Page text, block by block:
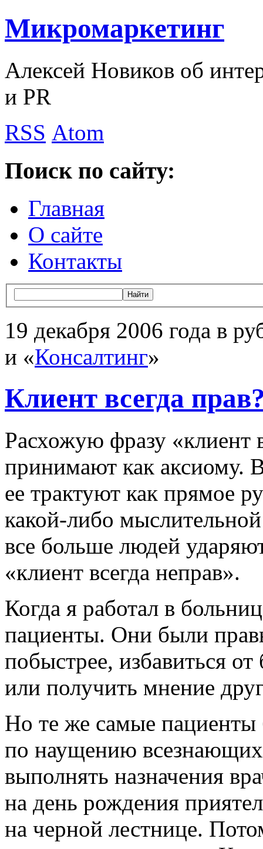
Микромаркетинг
Алексей Новиков об
и PR
RSS Atom
Поиск по сайту:
Главная
О сайте
Контакты
19 декабря 2006 года в
и «Консалтинг»
Клиент всегда
Расхожую фразу «клиент
принимают как аксиому.
ее трактуют как прямое
какой-либо
все больше людей
«клиент всегда неправ».
Когда я работал в
пациенты. Они были
побыстрее, избавиться
или получить мнение
Но те же самые пациенты
по наущению
выполнять назначения
на день рождения
на черной лестнице.